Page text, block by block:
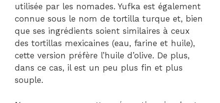
utilisée par les nomades. Yufka est également
connue sous le nom de tortilla turque et, bien
que ses ingrédients soient similaires à ceux
des tortillas mexicaines (eau, farine et huile),
cette version préfère l’huile d’olive. De plus,
dans ce cas, il est un peu plus fin et plus
souple.